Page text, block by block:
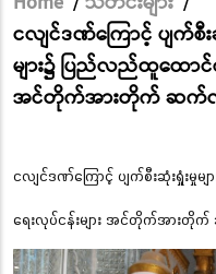
Breadcrumb
ငလျင်ဒဏ်ကြောင့် ပျက်စီး
များ၌ ပြည်လည်ထူထောင်ရ
အင်တိုက်အားတိုက် ဆက်
ငလျင်ဒဏ်ကြောင့် ပျက်စီးဆုံးရှုံးမှုမ
ရေးလုပ်ငန်းများ အင်တိုက်အား